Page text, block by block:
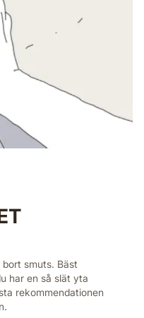
smuts. Bäst
har en så slät yta
rekommendationen